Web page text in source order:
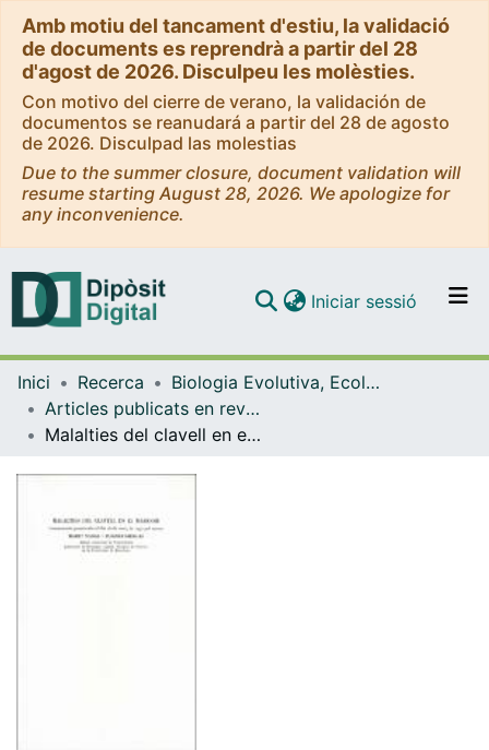
Amb motiu del tancament d'estiu, la validació
de documents es reprendrà a partir del 28
d'agost de 2026. Disculpeu les molèsties.
Con motivo del cierre de verano, la validación de
documentos se reanudará a partir del 28 de agosto
de 2026. Disculpad las molestias
Due to the summer closure, document validation will
resume starting August 28, 2026. We apologize for
any inconvenience.
Navega per tot el DD
Iniciar sessió (current)
Inici Recerca
Biologia Evolutiva, Ecologia i Ciències Ambientals
Articles publicats en revistes (Biologia Evolutiva, Ecologia i Ciències Ambientals)
Malalties del clavell en el Maresme